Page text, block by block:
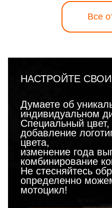
Все
НАСТРОЙТЕ
Думаете об
индивидуальном
Специальный
добавление
цвета,
изменение года
комбинирование
Не стесняйтесь
определенно
мотоцикл!